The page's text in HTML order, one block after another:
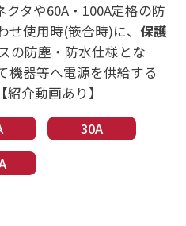
タや60A・100A定格の防
使用時(篏合時)に、 保護
の防塵・防水仕様とな
機器等へ電源を供給する
介動画あり】
30A